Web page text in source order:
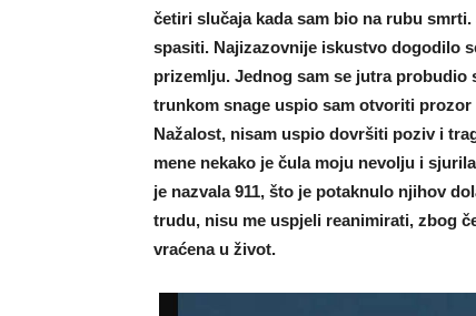
četiri slučaja kada sam bio na rubu
spasiti. Najizazovnije iskustvo dogodilo
prizemlju. Jednog sam se jutra
trunkom snage uspio sam otvoriti
Nažalost, nisam uspio dovršiti poziv i
mene nekako je čula moju nevolju i
je nazvala 911, što je potaknulo njihov
trudu, nisu me uspjeli reanimirati, zbog
vraćena u život.